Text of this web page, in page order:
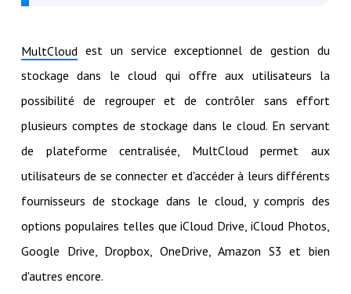
MultCloud est un service exceptionnel de gestion du
stockage dans le cloud qui offre aux utilisateurs la
possibilité de regrouper et de contrôler sans effort
plusieurs comptes de stockage dans le cloud. En servant
de plateforme centralisée, MultCloud permet aux
utilisateurs de se connecter et d'accéder à leurs différents
fournisseurs de stockage dans le cloud, y compris des
options populaires telles que iCloud Drive, iCloud Photos,
Google Drive, Dropbox, OneDrive, Amazon S3 et bien
d'autres encore.